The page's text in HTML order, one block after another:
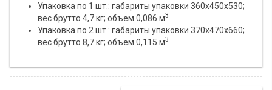
Упаковка по 1 шт.: габариты упаковки 360х450х530;
вес брутто 4,7 кг; объем 0,086 м3
Упаковка по 2 шт.: габариты упаковки 370х470х660;
вес брутто 8,7 кг; объем 0,115 м3